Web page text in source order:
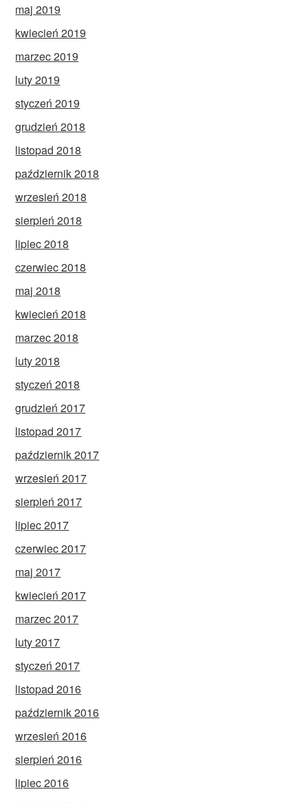
maj 2019
kwiecień 2019
marzec 2019
luty 2019
styczeń 2019
grudzień 2018
listopad 2018
październik 2018
wrzesień 2018
sierpień 2018
lipiec 2018
czerwiec 2018
maj 2018
kwiecień 2018
marzec 2018
luty 2018
styczeń 2018
grudzień 2017
listopad 2017
październik 2017
wrzesień 2017
sierpień 2017
lipiec 2017
czerwiec 2017
maj 2017
kwiecień 2017
marzec 2017
luty 2017
styczeń 2017
listopad 2016
październik 2016
wrzesień 2016
sierpień 2016
lipiec 2016